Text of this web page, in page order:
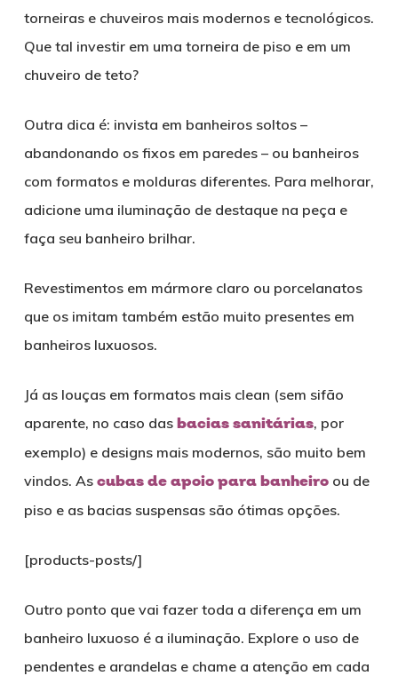
torneiras e chuveiros mais modernos e tecnológicos.
Que tal investir em uma torneira de piso e em um
chuveiro de teto?
Outra dica é: invista em banheiros soltos –
abandonando os fixos em paredes – ou banheiros
com formatos e molduras diferentes. Para melhorar,
adicione uma iluminação de destaque na peça e
faça seu banheiro brilhar.
Revestimentos em mármore claro ou porcelanatos
que os imitam também estão muito presentes em
banheiros luxuosos.
Já as louças em formatos mais clean (sem sifão
aparente, no caso das bacias sanitárias, por
exemplo) e designs mais modernos, são muito bem
vindos. As cubas de apoio para banheiroou de
piso e as bacias suspensas são ótimas opções.
[products-posts/]
Outro ponto que vai fazer toda a diferença em um
banheiro luxuoso é a iluminação. Explore o uso de
pendentes e arandelas e chame a atenção em cada